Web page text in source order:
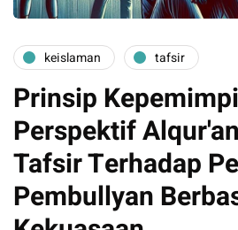
keislaman tafsir
Prinsip
Perspektif
Tafsir Terhadap
Pembullyan